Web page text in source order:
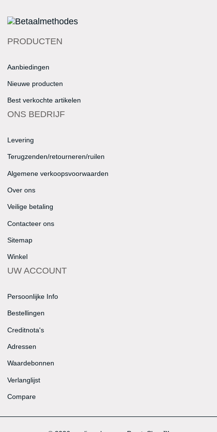
PRODUCTEN
Aanbiedingen
Nieuwe producten
Best verkochte artikelen
ONS BEDRIJF
Levering
Terugzenden/retourneren/ruilen
Algemene verkoopsvoorwaarden
Over ons
Veilige betaling
Contacteer ons
Sitemap
Winkel
UW ACCOUNT
Persoonlijke Info
Bestellingen
Creditnota's
Adressen
Waardebonnen
Verlanglijst
Compare